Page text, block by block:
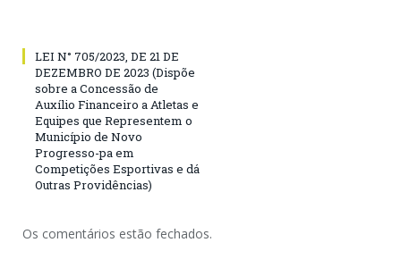
LEI N° 705/2023, DE 21 DE
DEZEMBRO DE 2023 (Dispõe
sobre a Concessão de
Auxílio Financeiro a Atletas e
Equipes que Representem o
Município de Novo
Progresso-pa em
Competições Esportivas e dá
Outras Providências)
Os comentários estão fechados.